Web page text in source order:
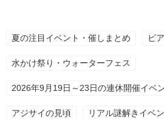
夏の注目イベント・催しまとめ ビ
水かけ祭り・ウォーターフェス
2026年9月19日～23日の連休開催イベ
アジサイの見頃 リアル謎解きイベ